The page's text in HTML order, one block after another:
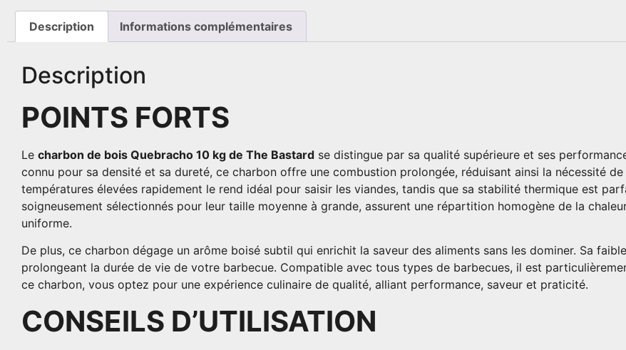
Description Informations complémentaires
Description
POINTS FORTS
Le charbon de bois Quebracho 10 kg de The Bastard se distingue par sa qualité supérieure et ses
connu pour sa densité et sa dureté, ce charbon offre une combustion prolongée, réduisant ainsi la nécessité
températures élevées rapidement le rend idéal pour saisir les viandes, tandis que sa stabilité thermique est
soigneusement sélectionnés pour leur taille moyenne à grande, assurent une répartition homogène de la
uniforme.
De plus, ce charbon dégage un arôme boisé subtil qui enrichit la saveur des aliments sans les dominer. Sa
prolongeant la durée de vie de votre barbecue. Compatible avec tous types de barbecues, il est
ce charbon, vous optez pour une expérience culinaire de qualité, alliant performance, saveur et praticité.
CONSEILS D’UTILISATION